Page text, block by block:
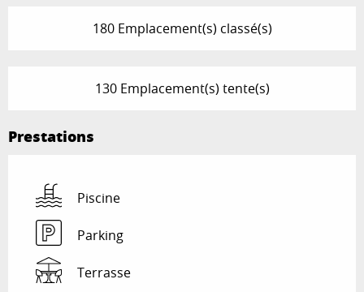
180 Emplacement(s) classé(s)
130 Emplacement(s) tente(s)
Prestations
Piscine
Parking
Terrasse